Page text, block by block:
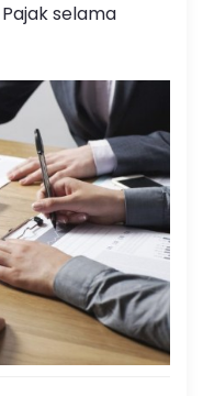
selama